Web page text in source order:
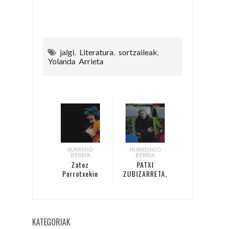
jalgi, Literatura, sortzaileak,
Yolanda Arrieta
AURREKO
BERRIA
Zatoz
Porrotxekin
HURRENGO
BERRIA
PATXI
ZUBIZARRETA,
KATEGORIAK